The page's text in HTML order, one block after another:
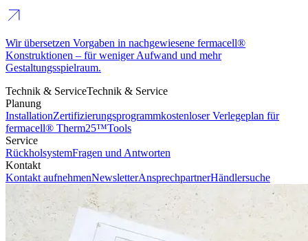
Wir übersetzen Vorgaben in nachgewiesene fermacell®
Konstruktionen – für weniger Aufwand und mehr
Gestaltungsspielraum.
Technik & ServiceTechnik & Service
Planung
InstallationZertifizierungsprogrammkostenloser Verlegeplan für
fermacell® Therm25™Tools
Service
RückholsystemFragen und Antworten
Kontakt
Kontakt aufnehmenNewsletterAnsprechpartnerHändlersuche